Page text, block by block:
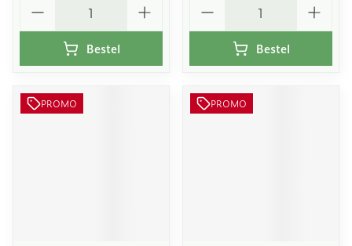
Bestel Bestel
PROMO PROMO